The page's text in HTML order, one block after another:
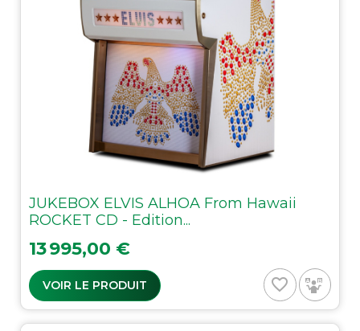
JUKEBOX ELVIS ALHOA From Hawaii
ROCKET CD - Edition...
Prix
13 995,00 €
VOIR LE PRODUIT favorite_border